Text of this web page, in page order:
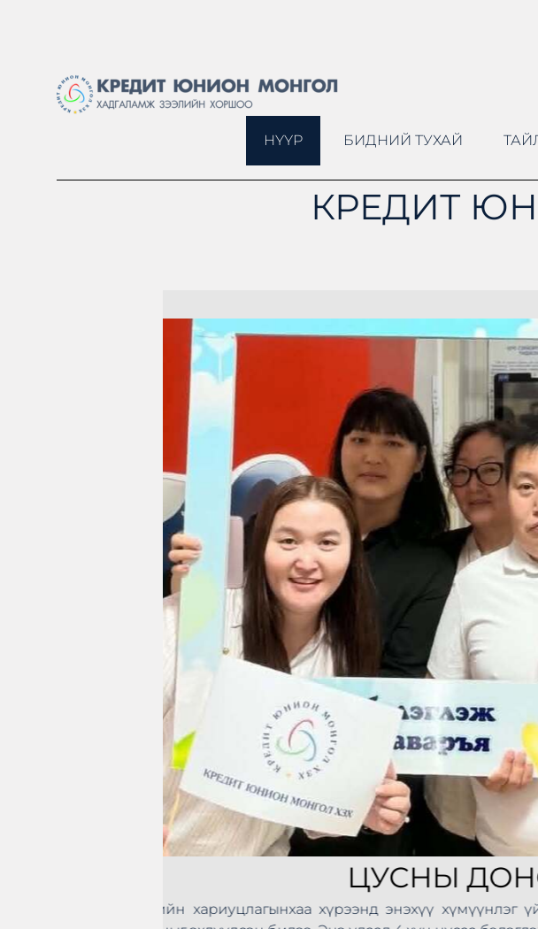
НҮҮР БИДНИЙ ТУХАЙ
КРЕДИТ
Санхүүгийн Зохицуулах Хороо
боловсролыг дээшлүүлэх, санхүүгийн
зорилготой “Мэдлэгээ дээшлүүлье –
зохион байгуулагдлаа. Тус арга
болон манай хоршоо идэвхтэй оролцож,